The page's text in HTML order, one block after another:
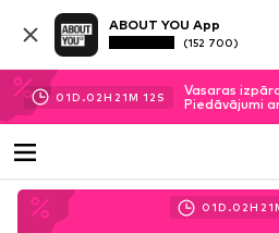
ABOUT YOU App
(152 700)
01D.02H 21M 10 S
Vasaras
Piedāvājumi
01D.02H 21